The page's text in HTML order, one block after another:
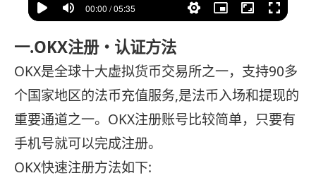
00:00 / 05:35
一.OKX注册・认证方法
OKX是全球十大虚拟货币交易所之一，支持90多
个国家地区的法币充值服务,是法币入场和提现的
重要通道之一。OKX注册账号比较简单，只要有
手机号就可以完成注册。
OKX快速注册方法如下: